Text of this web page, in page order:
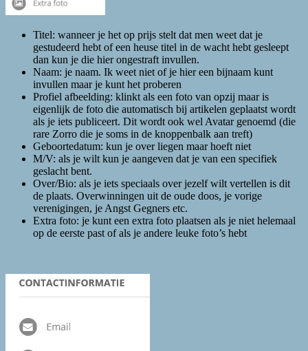
Titel: wanneer je het op prijs stelt dat men weet dat je
gestudeerd hebt of een heuse titel in de wacht hebt gesleept
dan kun je die hier ongestraft invullen.
Naam: je naam. Ik weet niet of je hier een bijnaam kunt
invullen maar je kunt het proberen
Profiel afbeelding: klinkt als een foto van opzij maar is
eigenlijk de foto die automatisch bij artikelen geplaatst wordt
als je iets publiceert. Dit wordt ook wel Avatar genoemd (die
rare Zorro die je soms in de knoppenbalk aan treft)
Geboortedatum: kun je over liegen maar hoeft niet
M/V: als je wilt kun je aangeven dat je van een specifiek
geslacht bent.
Over/Bio: als je iets speciaals over jezelf wilt vertellen is dit
de plaats. Overwinningen uit de oude doos, je vorige
verenigingen, je Angst Gegners etc.
Extra foto: je kunt een extra foto plaatsen als je niet helemaal
op de eerste past of als je andere leuke foto’s hebt